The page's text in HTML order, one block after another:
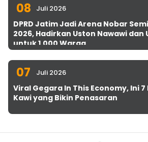
08 Juli 2026
DPRD Jatim Jadi Arena Nobar
2026, Hadirkan Uston Nawawi dan
untuk 1.000 Warga
07 Juli 2026
Viral Gegara In This Economy, Ini
Kawi yang Bikin Penasaran